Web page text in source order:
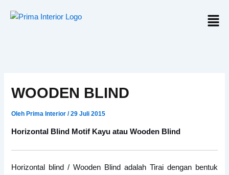
WOODEN BLIND
OlehPrima Interior/29 Juli 2015
Horizontal Blind Motif Kayu atau Wooden Blind
Horizontal blind / Wooden Blind adalah Tirai dengan bentuk